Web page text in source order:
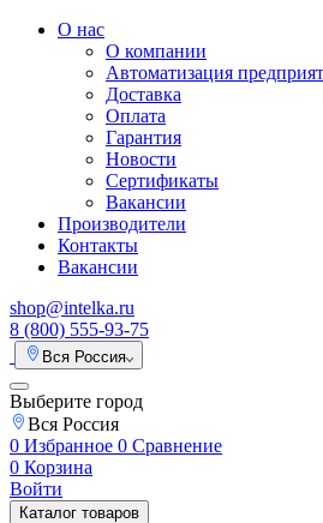
О нас
О компании
Автоматизация
Доставка
Оплата
Гарантия
Новости
Сертификаты
Вакансии
Производители
Контакты
Вакансии
shop@intelka.ru
8 (800) 555-93-75
Вся Россия
Выберите город
Вся Россия
0 Избранное 0 Сравнение
0 Корзина
Войти
Каталог товаров